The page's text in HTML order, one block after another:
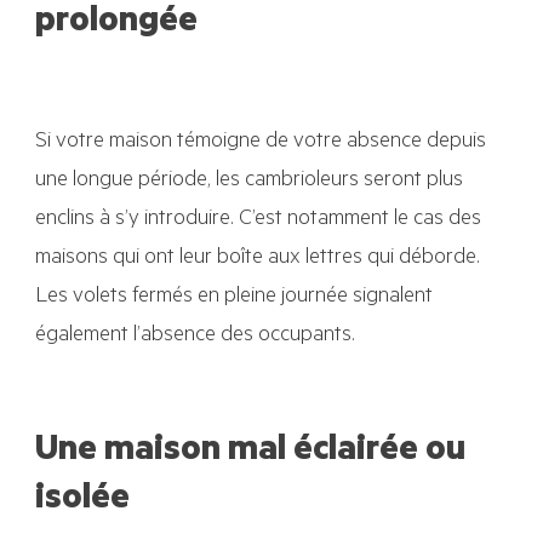
prolongée
Si votre maison témoigne de votre absence depuis
une longue période, les cambrioleurs seront plus
enclins à s’y introduire. C’est notamment le cas des
maisons qui ont leur boîte aux lettres qui déborde.
Les volets fermés en pleine journée signalent
également l’absence des occupants.
Une maison mal éclairée ou
isolée